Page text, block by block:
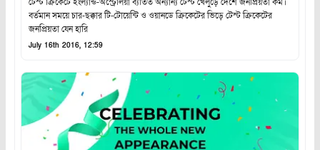
বর্তমান সময়ে চার-ছক্কার টি-টোয়েন্টি ও ওয়ানডে ক্রিকেটের ভিড়ে টেস্ট ক্রিকেটের
জনপ্রিয়তা যেন হারি
July 16th 2016, 12:59